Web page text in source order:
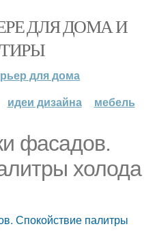
ДЛЯ ДОМА И
для дома
идеи дизайна мебель
фасадов.
холода
Спокойствие палитры